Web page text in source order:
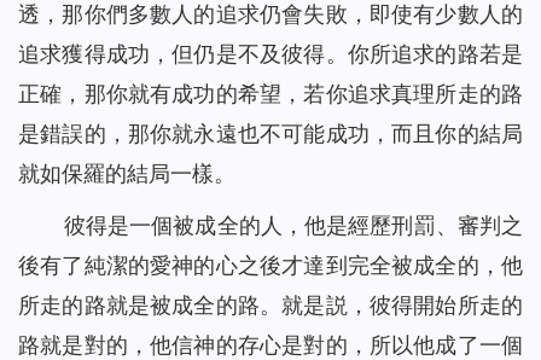
透，那你們多數人的追求仍會失敗，即使有少數人的
追求獲得成功，但仍是不及彼得。你所追求的路若是
正確，那你就有成功的希望，若你追求真理所走的路
是錯誤的，那你就永遠也不可能成功，而且你的結局
就如保羅的結局一樣。
彼得是一個被成全的人，他是經歷刑罰、審判之
後有了純潔的愛神的心之後才達到完全被成全的，他
所走的路就是被成全的路。就是説，彼得開始所走的
路就是對的，他信神的存心是對的，所以他成了一個